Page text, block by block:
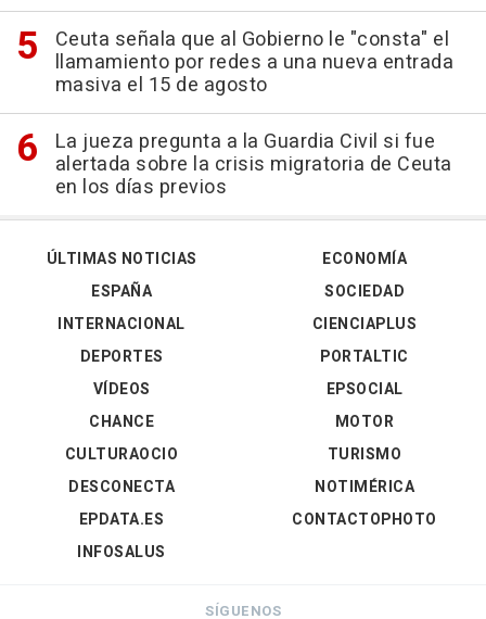
Ceuta señala que al Gobierno le "consta" el
llamamiento por redes a una nueva entrada
masiva el 15 de agosto
La jueza pregunta a la Guardia Civil si fue
alertada sobre la crisis migratoria de Ceuta
en los días previos
ÚLTIMAS NOTICIAS
ESPAÑA
INTERNACIONAL
DEPORTES
VÍDEOS
ECONOMÍA
SOCIEDAD
CIENCIAPLUS
PORTALTIC
EPSOCIAL
CHANCE
CULTURAOCIO
DESCONECTA
EPDATA.ES
INFOSALUS
MOTOR
TURISMO
NOTIMÉRICA
CONTACTOPHOTO
SÍGUENOS